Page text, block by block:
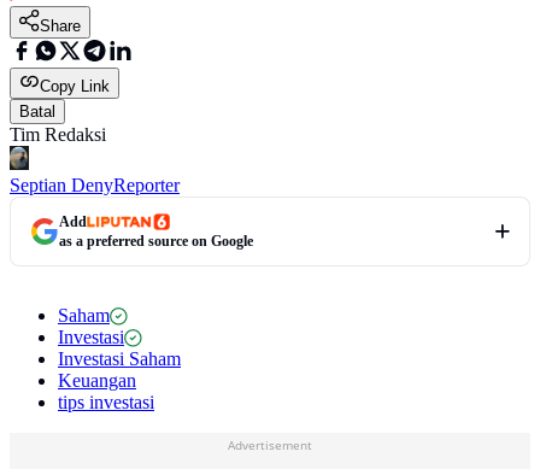
Share
Copy Link
Batal
Tim Redaksi
Septian DenyReporter
Add
as a preferred source on Google
Saham
Investasi
Investasi Saham
Keuangan
tips investasi
Advertisement